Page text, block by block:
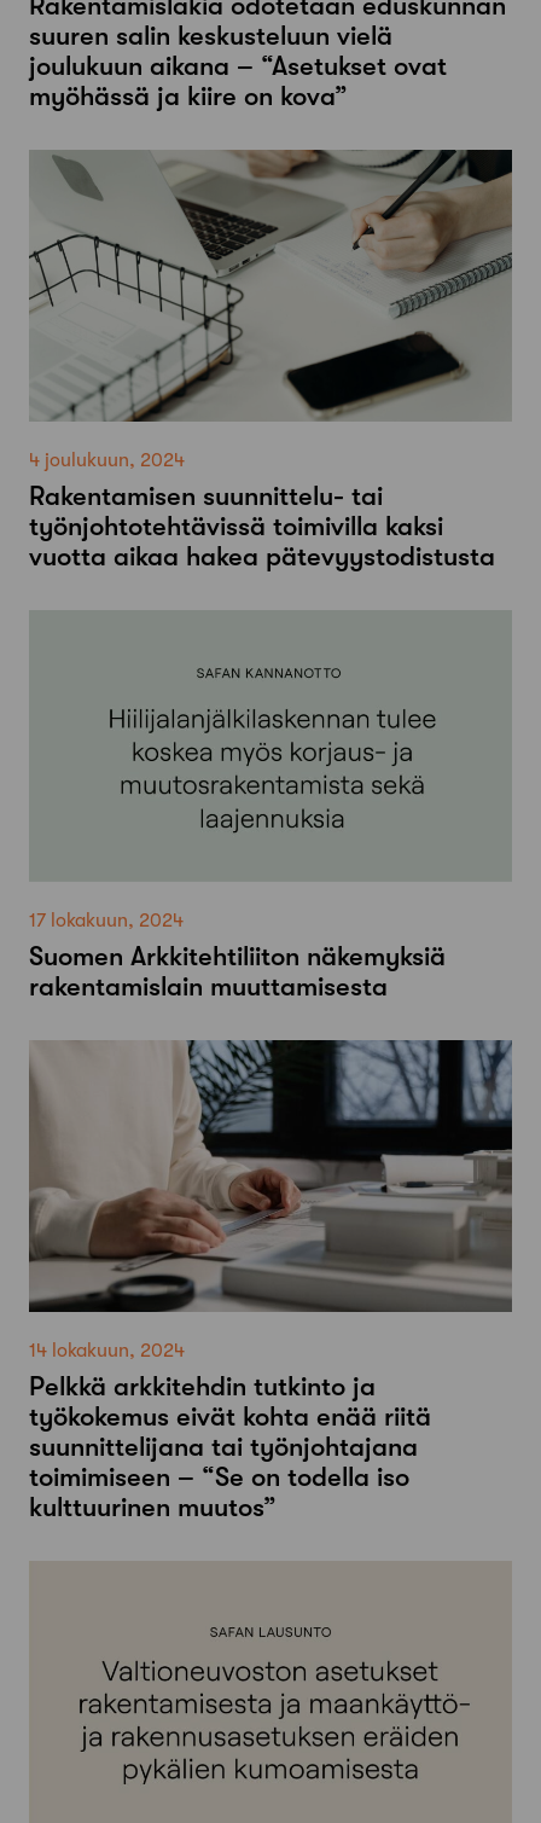
suuren salin keskusteluun vielä
joulukuun aikana – “Asetukset ovat
myöhässä ja kiire on kova”
4 joulukuun, 2024
Rakentamisen suunnittelu- tai
työnjohtotehtävissä toimivilla kaksi
vuotta aikaa hakea pätevyystodistusta
17 lokakuun, 2024
Suomen Arkkitehtiliiton näkemyksiä
rakentamislain muuttamisesta
14 lokakuun, 2024
Pelkkä arkkitehdin tutkinto ja
työkokemus eivät kohta enää riitä
suunnittelijana tai työnjohtajana
toimimiseen – “Se on todella iso
kulttuurinen muutos”